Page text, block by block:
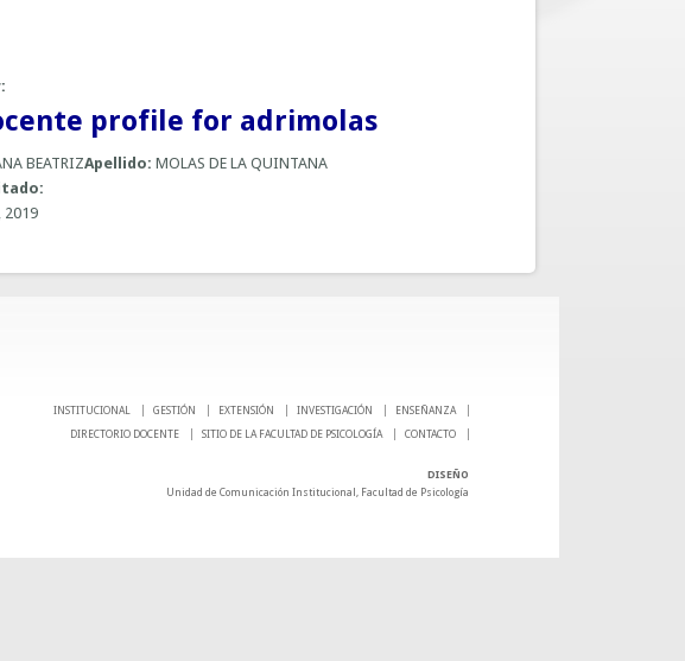
profile for adrimolas
BEATRIZApellido: MOLAS DE LA QUINTANA
2019
INSTITUCIONAL GESTIÓN EXTENSIÓN INVESTIGACIÓN
ENSEÑANZA
DIRECTORIO DOCENTE
SITIO DE LA FACULTAD DE PSICOLOGÍA CONTACTO
DISEÑO
Unidad de Comunicación Institucional, Facultad de Psicología